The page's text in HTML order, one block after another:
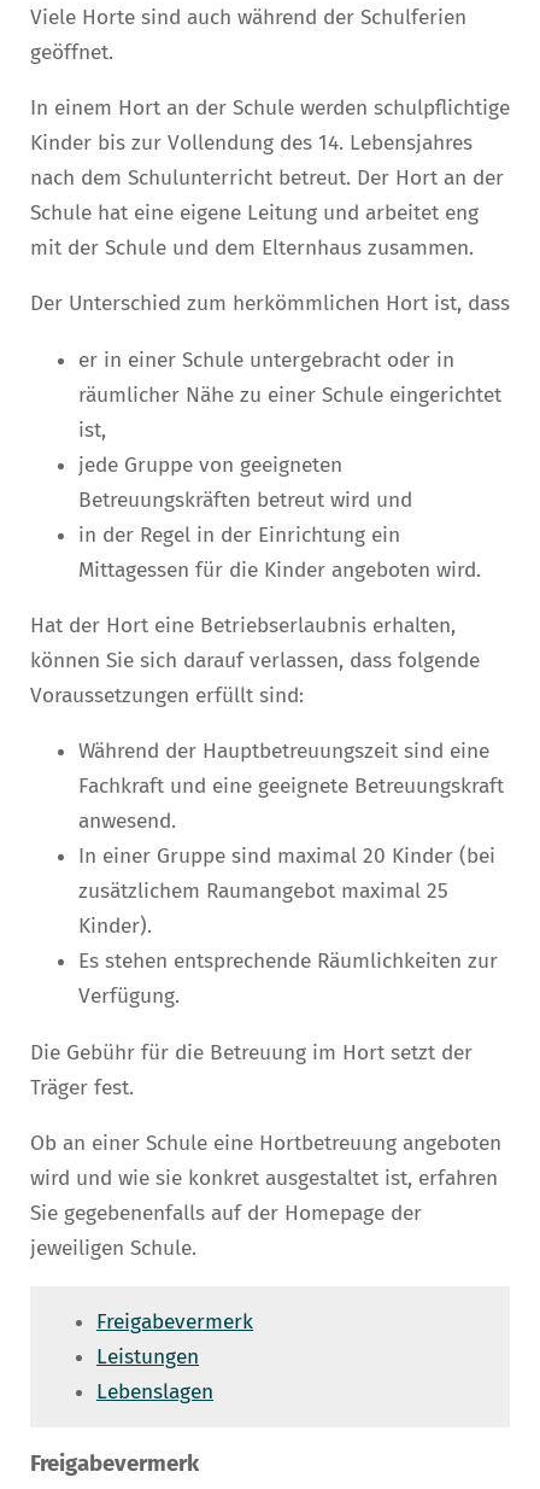
Viele Horte sind auch während der Schulferien
geöffnet.
In einem Hort an der Schule werden schulpflichtige
Kinder bis zur Vollendung des 14. Lebensjahres
nach dem Schulunterricht betreut. Der Hort an der
Schule hat eine eigene Leitung und arbeitet eng
mit der Schule und dem Elternhaus zusammen.
Der Unterschied zum herkömmlichen Hort ist, dass
er in einer Schule untergebracht oder in
räumlicher Nähe zu einer Schule eingerichtet
ist,
jede Gruppe von geeigneten
Betreuungskräften betreut wird und
in der Regel in der Einrichtung ein
Mittagessen für die Kinder angeboten wird.
Hat der Hort eine Betriebserlaubnis erhalten,
können Sie sich darauf verlassen, dass folgende
Voraussetzungen erfüllt sind:
Während der Hauptbetreuungszeit sind eine
Fachkraft und eine geeignete Betreuungskraft
anwesend.
In einer Gruppe sind maximal 20 Kinder (bei
zusätzlichem Raumangebot maximal 25
Kinder).
Es stehen entsprechende Räumlichkeiten zur
Verfügung.
Die Gebühr für die Betreuung im Hort setzt der
Träger fest.
Ob an einer Schule eine Hortbetreuung angeboten
wird und wie sie konkret ausgestaltet ist, erfahren
Sie gegebenenfalls auf der Homepage der
jeweiligen Schule.
Freigabevermerk
Leistungen
Lebenslagen
Freigabevermerk